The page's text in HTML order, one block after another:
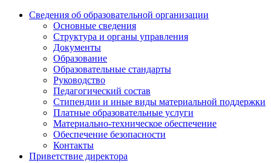
Сведения об образовательной организации
Основные сведения
Структура и органы управления
Документы
Образование
Образовательные стандарты
Руководство
Педагогический состав
Стипендии и иные виды материальной поддержки
Платные образовательные услуги
Материально-техническое обеспечение
Обеспечение безопасности
Контакты
Приветствие директора